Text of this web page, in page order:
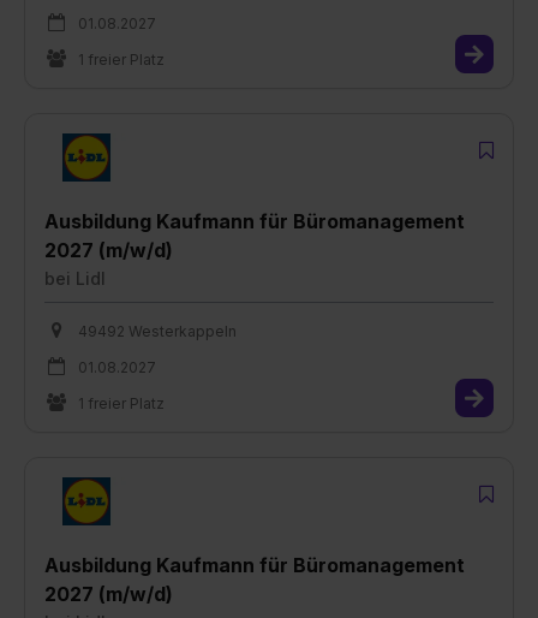
01.08.2027
1 freier Platz
Ausbildung Kaufmann für Büromanagement
2027 (m/w/d)
bei Lidl
49492 Westerkappeln
01.08.2027
1 freier Platz
Ausbildung Kaufmann für Büromanagement
2027 (m/w/d)